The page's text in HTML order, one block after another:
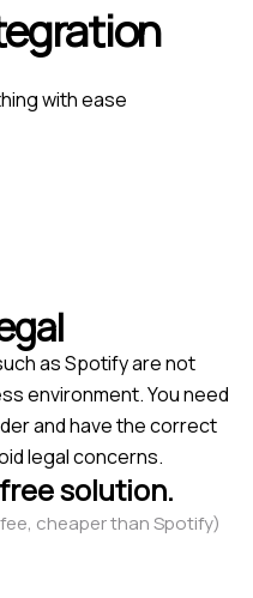
with ease
as Spotify are not
environment. You need
and have the correct
legal concerns.
solution.
cheaper than Spotify)